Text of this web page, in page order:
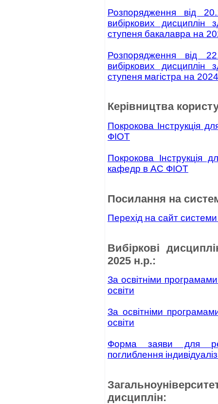
Розпорядження від
вибіркових дисциплін
ступеня бакалавра на
Розпорядження від
вибіркових дисциплін
ступеня магістра на
Керівництва
Покрокова Інструкція
ФІОТ
Покрокова Інструкція
кафедр в АС ФІОТ
Посилання на
Перехід на сайт
Вибіркові
2025 н.р.:
За освітніми
освіти
За освітніми
освіти
Форма заяви для
поглиблення
дисциплін: